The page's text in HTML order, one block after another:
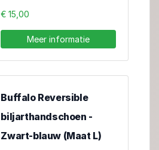
€ 15,00
Meer informatie
Buffalo Reversible
biljarthandschoen -
Zwart-blauw (Maat L)